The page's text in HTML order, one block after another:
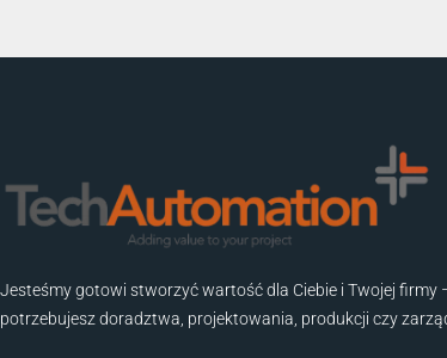
Jesteśmy gotowi stworzyć wartość dla Ciebie i Twojej firmy
potrzebujesz doradztwa, projektowania, produkcji czy